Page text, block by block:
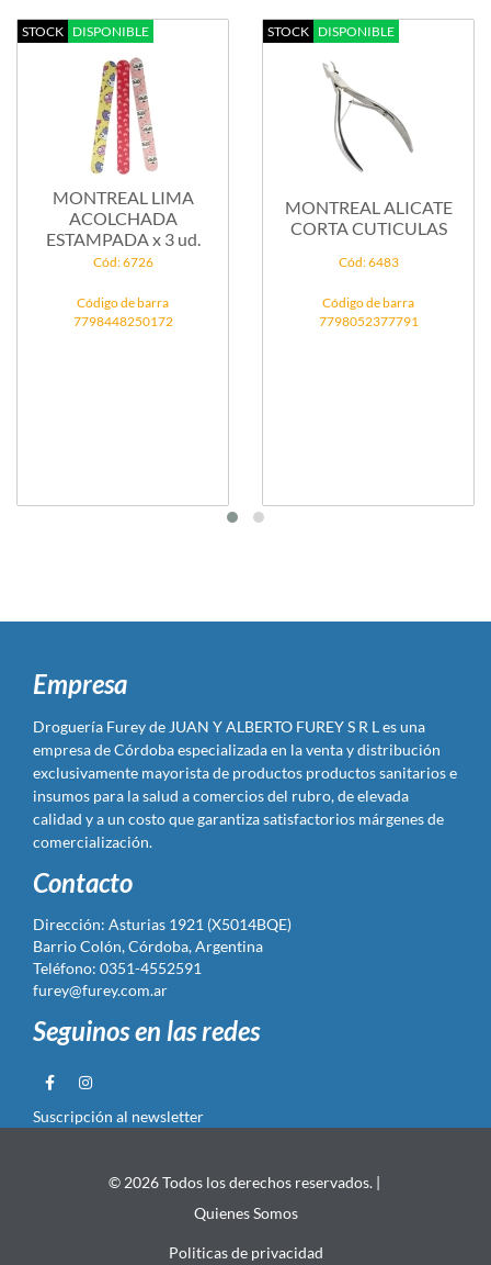
STOCK DISPONIBLE
MONTREAL LIMA
ACOLCHADA
ESTAMPADA x 3 ud.
Cód: 6726
Código de barra
7798448250172
STOCK DISPONIBLE
MONTREAL ALICATE
CORTA CUTICULAS
Cód: 6483
Código de barra
7798052377791
Empresa
Droguería Furey de JUAN Y ALBERTO FUREY S R L es una
empresa de Córdoba especializada en la venta y distribución
exclusivamente mayorista de productos productos sanitarios e
insumos para la salud a comercios del rubro, de elevada
calidad y a un costo que garantiza satisfactorios márgenes de
comercialización.
Contacto
Dirección: Asturias 1921 (X5014BQE)
Barrio Colón, Córdoba, Argentina
Teléfono: 0351-4552591
furey@furey.com.ar
Seguinos en las redes
Suscripción al newsletter
© 2026 Todos los derechos reservados. |
Quienes Somos
Politicas de privacidad